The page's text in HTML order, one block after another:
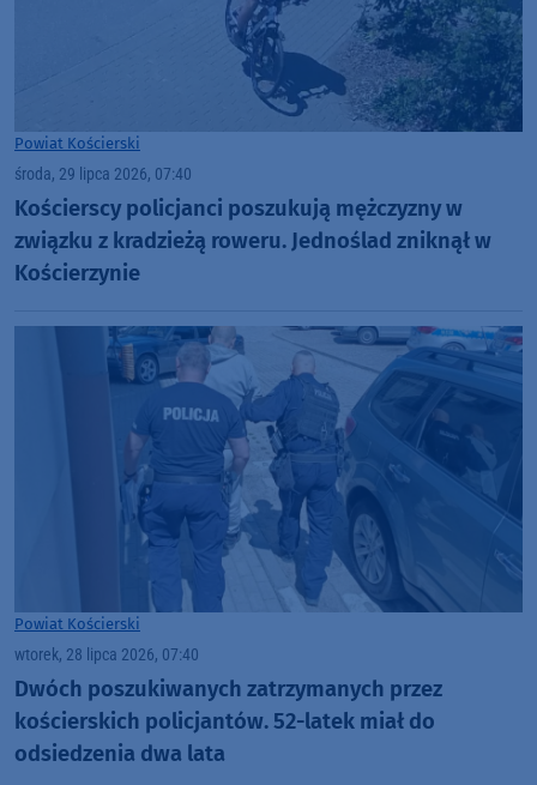
Powiat Kościerski
środa, 29 lipca 2026, 07:40
Kościerscy policjanci poszukują mężczyzny w
związku z kradzieżą roweru. Jednoślad zniknął w
Kościerzynie
Powiat Kościerski
wtorek, 28 lipca 2026, 07:40
Dwóch poszukiwanych zatrzymanych przez
kościerskich policjantów. 52-latek miał do
odsiedzenia dwa lata